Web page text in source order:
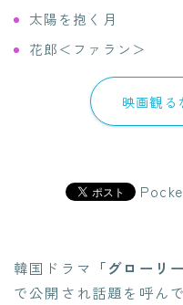
太陽を抱く月
花郎＜ファラン＞
映画観る
韓国ドラマ 「グローリー
で公開され話題を呼ん